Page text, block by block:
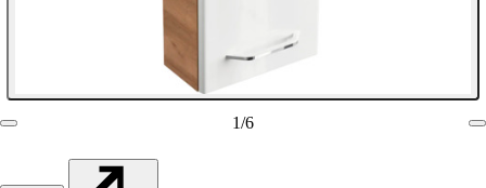
1/6